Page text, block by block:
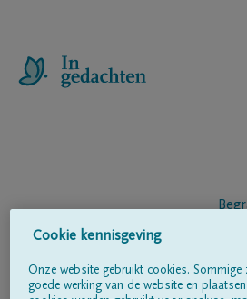
Volg ons op
Cookie kennisgeving
Onze website gebruikt cookies.
goede werking van de website en